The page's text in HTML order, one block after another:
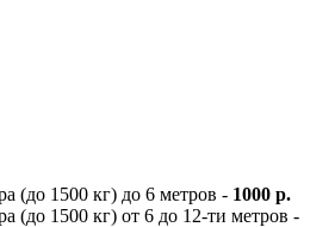
(до 1500 кг) до 6 метров - 1000 р.
(до 1500 кг) от 6 до 12-ти метров -